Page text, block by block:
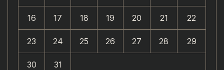
16 17 18 19 20 21 22
23 24 25 26 27 28 29
30 31